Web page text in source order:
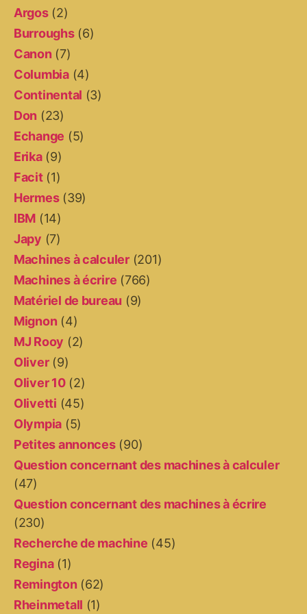
Argos(2)
Burroughs(6)
Canon (7)
Columbia(4)
Continental (3)
Don (23)
Echange (5)
Erika(9)
Facit(1)
Hermes(39)
IBM (14)
Japy (7)
Machines à calculer(201)
Machines à écrire (766)
Matériel de bureau (9)
Mignon (4)
MJ Rooy (2)
Oliver(9)
Oliver 10(2)
Olivetti (45)
Olympia (5)
Petites annonces(90)
Question concernant des machines à calculer
(47)
Question concernant des machines à écrire
(230)
Recherche de machine (45)
Regina(1)
Remington (62)
Rheinmetall (1)